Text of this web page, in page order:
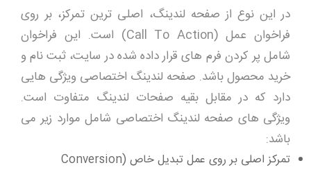
در این نوع از صفحه لندینگ، اصلی ترین تمرکز، بر روی
فراخوان عمل (Call To Action) است. این فراخوان
شامل پر کردن فرم های قرار داده شده در سایت، ثبت نام و
خرید محصول باشد. صفحه لندینگ اختصاصی ویژگی هایی
دارد که در مقابل بقیه صفحات لندینگ متفاوت است.
ویژگی های صفحه لندینگ اختصاصی شامل موارد زیر می
باشد:
تمرکز اصلی بر روی عمل تبدیل خاص (Conversion